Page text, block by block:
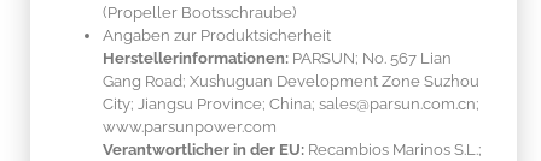
(Propeller Bootsschraube)
Angaben zur Produktsicherheit
Herstellerinformationen: PARSUN; No. 567 Lian
Gang Road; Xushuguan Development Zone Suzhou
City; Jiangsu Province; China; sales@parsun.com.cn;
www.parsunpower.com
Verantwortlicher in der EU: Recambios Marinos S.L.;